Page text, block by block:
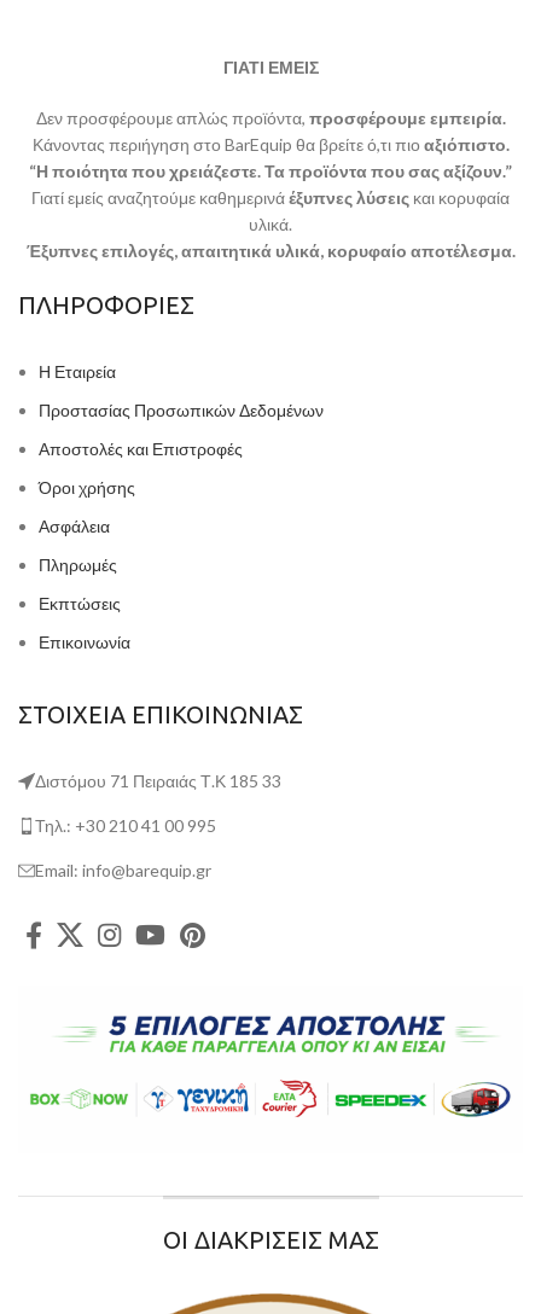
ΓΙΑΤΙ ΕΜΕΙΣ
Δεν προσφέρουμε απλώς προϊόντα, προσφέρουμε εμπειρία.
Κάνοντας περιήγηση στο BarEquip θα βρείτε ό,τι πιο αξιόπιστο.
“Η ποιότητα που χρειάζεστε. Τα προϊόντα που σας αξίζουν.”
Γιατί εμείς αναζητούμε καθημερινάέξυπνες λύσεις και κορυφαία
υλικά.
Έξυπνες επιλογές, απαιτητικά υλικά, κορυφαίο αποτέλεσμα.
ΠΛΗΡΟΦΟΡΙΕΣ
Η Εταιρεία
Προστασίας Προσωπικών Δεδομένων
Αποστολές και Επιστροφές
Όροι χρήσης
Ασφάλεια
Πληρωμές
Εκπτώσεις
Επικοινωνία
ΣΤΟΙΧΕΙΑ ΕΠΙΚΟΙΝΩΝΙΑΣ
Διστόμου 71 Πειραιάς Τ.Κ 185 33
Τηλ.: +30 210 41 00 995
Email: info@barequip.gr
ΟΙ ΔΙΑΚΡΙΣΕΙΣ ΜΑΣ